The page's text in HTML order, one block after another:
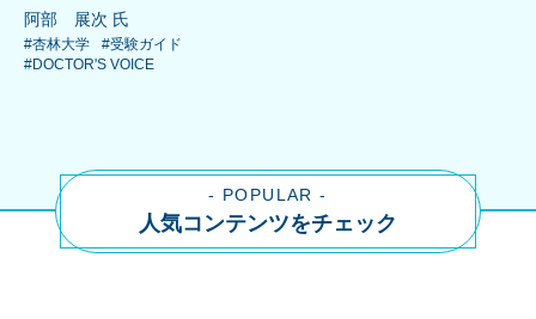
阿部 展次 氏
#杏林大学
#受験ガイド
#DOCTOR'S VOICE
- POPULAR -
人気コンテンツをチェック